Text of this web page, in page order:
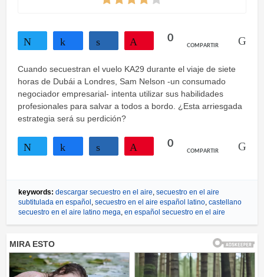
0
COMPARTIR
Cuando secuestran el vuelo KA29 durante el viaje de siete
horas de Dubái a Londres, Sam Nelson -un consumado
negociador empresarial- intenta utilizar sus habilidades
profesionales para salvar a todos a bordo. ¿Esta arriesgada
estrategia será su perdición?
0
COMPARTIR
keywords: descargar secuestro en el aire, secuestro en el aire
subtitulada en español , secuestro en el aire español latino, castellano
secuestro en el aire latino mega, en español secuestro en el aire